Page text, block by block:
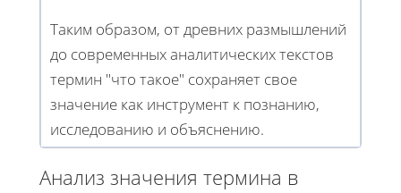
Таким образом, от древних размышлений
до современных аналитических текстов
термин "что такое" сохраняет свое
значение как инструмент к познанию,
исследованию и объяснению.
Анализ значения термина в